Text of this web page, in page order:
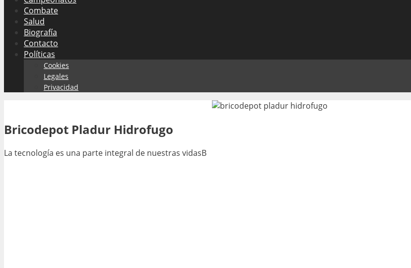
Combate
Salud
Biografía
Contacto
Políticas
Cookies
Legales
Privacidad
Bricodepot Pladur Hidrofugo
La tecnología es una parte integral de nuestras vidasB